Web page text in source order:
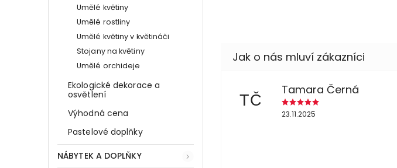
Umělé květiny
Umělé rostliny
Umělé květiny v květináči
Stojany na květiny
Umělé orchideje
Ekologické dekorace a
osvětlení
Výhodná cena
Pastelové doplňky
NÁBYTEK A DOPLŇKY
TČ
Tamara Černá
23.11.2025